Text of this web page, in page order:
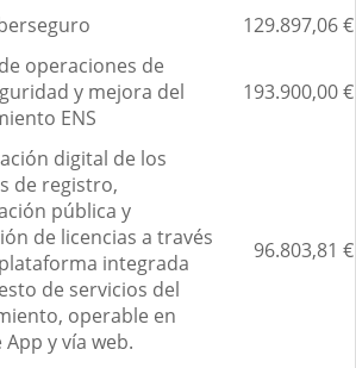
129.897,06 €
operaciones de
y mejora del
ENS
193.900,00 €
digital de los
de registro,
pública y
de licencias a través
integrada
de servicios del
operable en
y vía web.
96.803,81 €